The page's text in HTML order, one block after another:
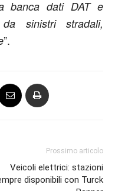
banca dati DAT e
sinistri stradali,
”.
Prossimo articolo
Veicoli elettrici: stazioni
disponibili con Turck